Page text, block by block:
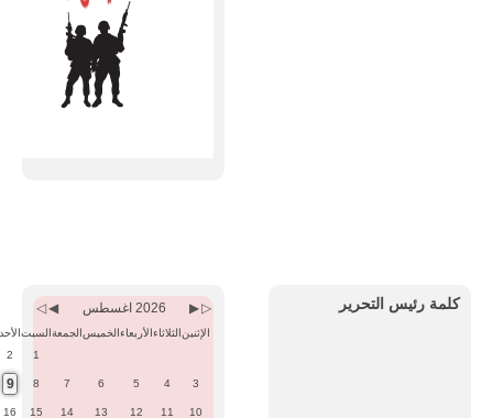
كلمة رئيس التحرير
Month
Year
Month2026 اغسطس
الإثنينالثلاثاءالأربعاءالخميسالجمعةالسبتالأحد
1
2
3
4
5
6
7
8
9
10
11
12
13
14
15
16